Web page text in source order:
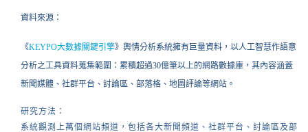
資料來源：
《KEYPO大數據關鍵引擎》輿情分析系統擁有巨量資料，以人工智慧作語意
分析之工具資料蒐集範圍：累積超過30億筆以上的網路數據庫，其內容涵蓋
新聞媒體、社群平台、討論區、部落格、地圖評論等網站。
研究方法：
系統觀測上萬個網站頻道，包括各大新聞頻道、社群平台、討論區 及部